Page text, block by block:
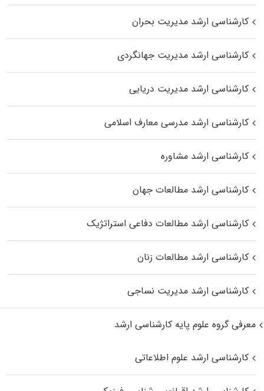
کارشناسی ارشد مدیریت بحران
کارشناسی ارشد مدیریت جهانگردی
کارشناسی ارشد مدیریت دریایی
کارشناسی ارشد مدرسی معارف اسلامی
کارشناسی ارشد مشاوره
کارشناسی ارشد مطالعات جهان
کارشناسی ارشد مطالعات دفاعی استراتژیک
کارشناسی ارشد مطالعات زنان
کارشناسی ارشد مدیریت نساجی
معرفی گروه علوم پایه کارشناسی ارشد
کارشناسی ارشد علوم اطلاعاتی